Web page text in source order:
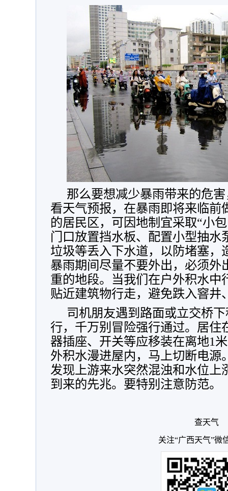
那么要想减少暴雨带来的危
看天气预报，在暴雨即将来临前
的居民区，可因地制宜采取“小
门口放置挡水板、配置小型抽水
垃圾等丢入下水道，以防堵塞，
暴雨期间尽量不要外出，必须外
重的地段。当我们在户外积水中
贴近建筑物行走，避免跌入窨井
司机朋友遇到路面或立交桥
行，千万别冒险强行通过。居住
器插座、开关等应移装在离地1
外积水漫进屋内，马上切断电源
发现上游来水突然混浊和水位上
到来的先兆。要特别注意防范。
查天气
关注“广西天气”微